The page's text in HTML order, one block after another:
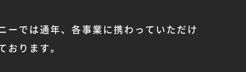
ーでは通年、各事業に携わっていただけ
おります。